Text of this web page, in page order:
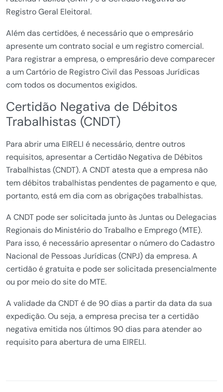
Registro Geral Eleitoral.
Além das certidões, é necessário que o empresário
apresente um contrato social e um registro comercial.
Para registrar a empresa, o empresário deve comparecer
a um Cartório de Registro Civil das Pessoas Jurídicas
com todos os documentos exigidos.
Certidão Negativa de Débitos
Trabalhistas (CNDT)
Para abrir uma EIRELI é necessário, dentre outros
requisitos, apresentar a Certidão Negativa de Débitos
Trabalhistas (CNDT). A CNDT atesta que a empresa não
tem débitos trabalhistas pendentes de pagamento e que,
portanto, está em dia com as obrigações trabalhistas.
A CNDT pode ser solicitada junto às Juntas ou Delegacias
Regionais do Ministério do Trabalho e Emprego (MTE).
Para isso, é necessário apresentar o número do Cadastro
Nacional de Pessoas Jurídicas (CNPJ) da empresa. A
certidão é gratuita e pode ser solicitada presencialmente
ou por meio do site do MTE.
A validade da CNDT é de 90 dias a partir da data da sua
expedição. Ou seja, a empresa precisa ter a certidão
negativa emitida nos últimos 90 dias para atender ao
requisito para abertura de uma EIRELI.